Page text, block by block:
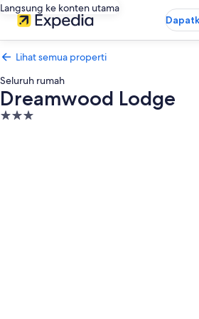
Langsung ke konten utama
Lihat semua properti
Seluruh rumah
Dreamwood Lodge
Properti